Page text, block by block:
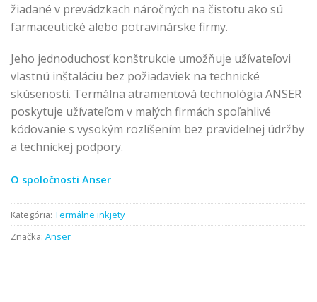
žiadané v prevádzkach náročných na čistotu ako sú
farmaceutické alebo potravinárske firmy.
Jeho jednoduchosť konštrukcie umožňuje užívateľovi
vlastnú inštaláciu bez požiadaviek na technické
skúsenosti. Termálna atramentová technológia ANSER
poskytuje užívateľom v malých firmách spoľahlivé
kódovanie s vysokým rozlíšením bez pravidelnej údržby
a technickej podpory.
O spoločnosti Anser
Kategória: Termálne inkjety
Značka: Anser